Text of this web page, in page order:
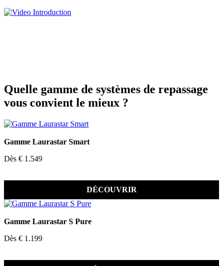
Quelle gamme de systèmes de repassage
vous convient le mieux ?
Gamme Laurastar Smart
Dès € 1.549
DÉCOUVRIR
Gamme Laurastar S Pure
Dès € 1.199